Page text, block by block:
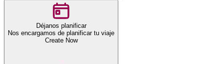
Déjanos planificar
Nos encargamos de planificar tu viaje
Create Now